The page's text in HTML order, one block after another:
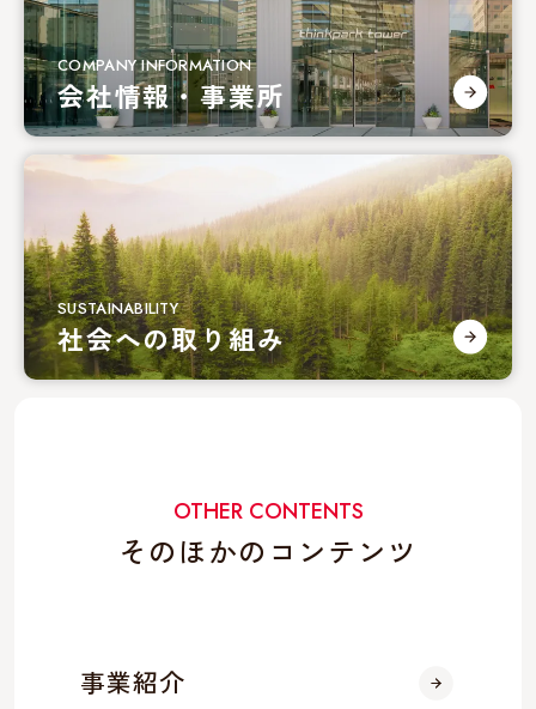
COMPANY INFORMATION
会社情報・事業所
SUSTAINABILITY
社会への取り組み
OTHER CONTENTS
そのほかのコンテンツ
事業紹介